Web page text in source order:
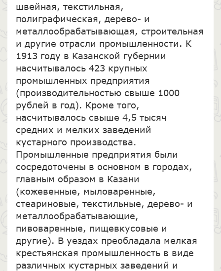
швейная, текстильная,
полиграфическая, дерево- и
металлообрабатывающая, строительная
и другие отрасли промышленности. К
1913 году в Казанской губернии
насчитывалось 423 крупных
промышленных предприятия
(производительностью свыше 1000
рублей в год). Кроме того,
насчитывалось свыше 4,5 тысяч
средних и мелких заведений
кустарного производства.
Промышленные предприятия были
сосредоточены в основном в городах,
главным образом в Казани
(кожевенные, мыловаренные,
стеариновые, текстильные, дерево- и
металлообрабатывающие,
пивоваренные, пищевкусовые и
другие). В уездах преобладала мелкая
крестьянская промышленность в виде
различных кустарных заведений и